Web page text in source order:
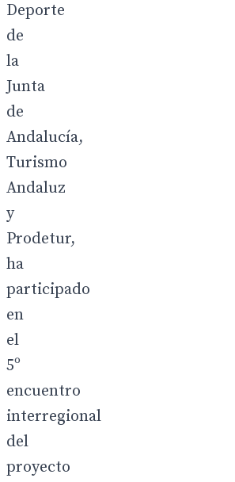
Deporte
de
la
Junta
de
Andalucía,
Turismo
Andaluz
y
Prodetur,
ha
participado
en
el
5º
encuentro
interregional
del
proyecto